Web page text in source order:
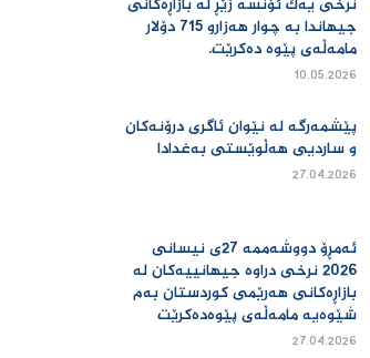
نرخی یەك ئۆنسە زێڕ لە بازاڕەكانی
جیهاندا بە چوار هەزارو 715 دۆلار
مامەڵەی پێوە دەكرێت.
10.05.2026
پێشمەرگە لە نێوان ئاگری درۆنەکان
و ساردیی هەڵوێستی بەغدادا
27.04.2026
ئەمڕۆ دووشەممە 27ی نیسانی
2026 نرخی دراوە جیهانییەكان لە
بازاڕەكانی هەرێمی كوردستان بەم
شێوەیە مامەڵەی پێوەدەكرێت
27.04.2026